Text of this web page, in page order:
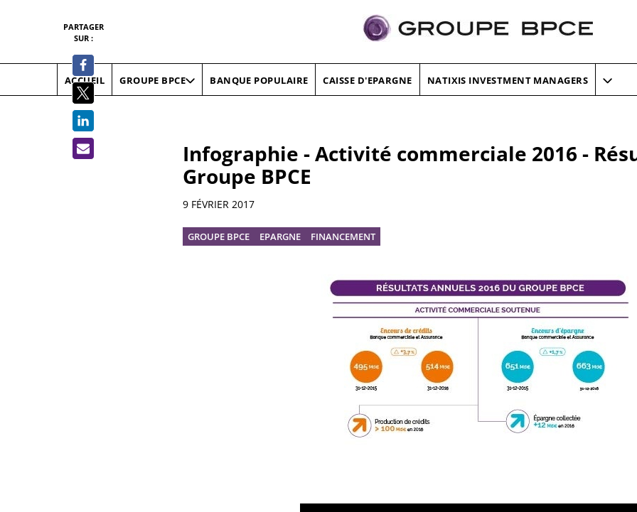
ACCUEIL GROUPE BPCE BANQUE POPULAIRE CAISSE D'EPARGNE NATIXIS INVESTMENT MANAGERS
Infographie - Activité commerciale 2016 -
Groupe BPCE
Informations
9 FÉVRIER 2017
GROUPE BPCE EPARGNE FINANCEMENT
PARTAGER
SUR :